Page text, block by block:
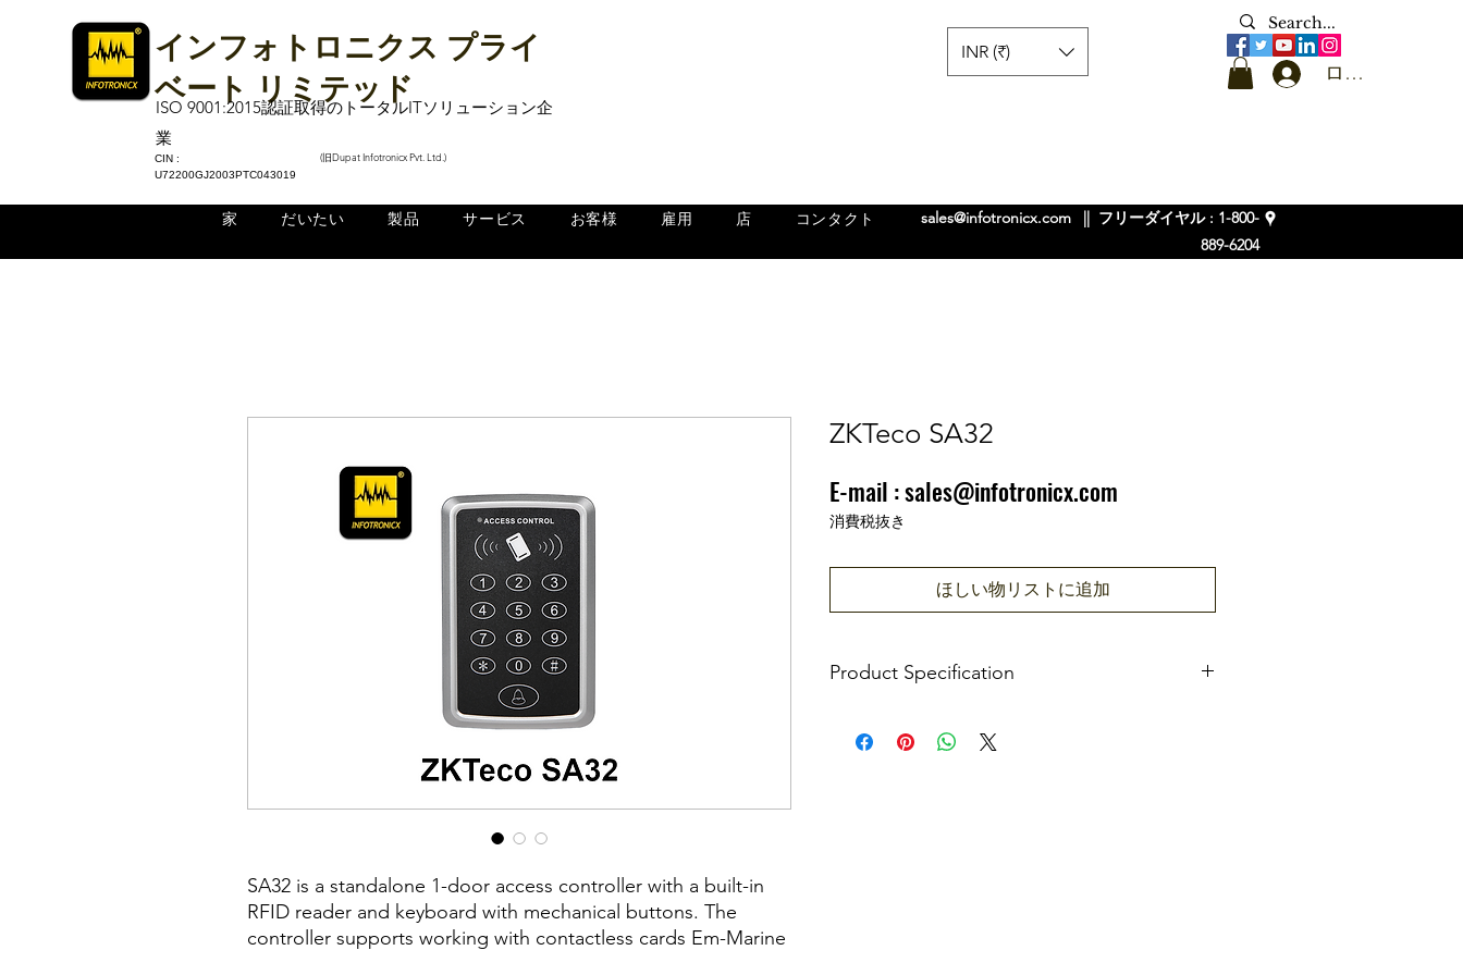
インフォトロニクス プライ
ベート リミテッド
ISO 9001:2015認証取得のトータルITソリューション企
業
CIN :
U72200GJ2003PTC043019
(旧Dupat Infotronicx Pvt. Ltd.)
ログイン
INR (₹)
家 だいたい 製品 サービス お客様 雇用 店 コンタクト sales@infotronicx.com
|| フリーダイヤル : 1-800-
889-6204
SA32 is a standalone 1-door access controller with a built-in
RFID reader and keyboard with mechanical buttons. The
controller supports working with contactless cards Em-Marine
ZKTeco SA32
₹0.00価格
消費税抜き
ほしい物リストに追加
Product Specification
Controller type
E-mail :sales@infotronicx.com